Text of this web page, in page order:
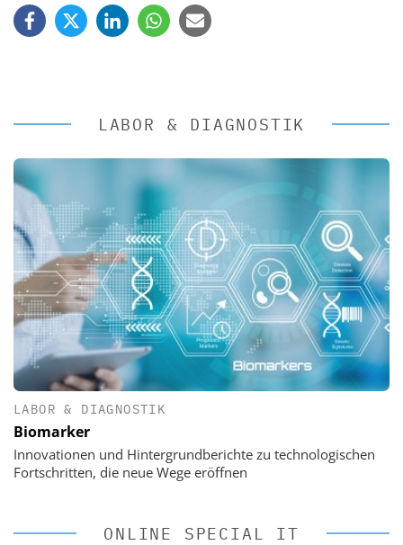
LABOR & DIAGNOSTIK
LABOR & DIAGNOSTIK
Biomarker
Innovationen und Hintergrundberichte zu technologischen
Fortschritten, die neue Wege eröffnen
ONLINE SPECIAL IT